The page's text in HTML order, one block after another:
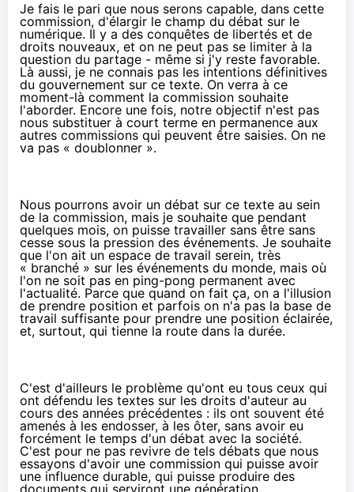
Je fais le pari que nous serons capable, dans cette
commission, d'élargir le champ du débat sur le
numérique. Il y a des conquêtes de libertés et de
droits nouveaux, et on ne peut pas se limiter à la
question du partage - même si j'y reste favorable.
Là aussi, je ne connais pas les intentions définitives
du gouvernement sur ce texte. On verra à ce
moment-là comment la commission souhaite
l'aborder. Encore une fois, notre objectif n'est pas
nous substituer à court terme en permanence aux
autres commissions qui peuvent être saisies. On ne
va pas « doublonner ».
Nous pourrons avoir un débat sur ce texte au sein
de la commission, mais je souhaite que pendant
quelques mois, on puisse travailler sans être sans
cesse sous la pression des événements. Je souhaite
que l'on ait un espace de travail serein, très
« branché » sur les événements du monde, mais où
l'on ne soit pas en ping-pong permanent avec
l'actualité. Parce que quand on fait ça, on a l'illusion
de prendre position et parfois on n'a pas la base de
travail suffisante pour prendre une position éclairée,
et, surtout, qui tienne la route dans la durée.
C'est d'ailleurs le problème qu'ont eu tous ceux qui
ont défendu les textes sur les droits d'auteur au
cours des années précédentes : ils ont souvent été
amenés à les endosser, à les ôter, sans avoir eu
forcément le temps d'un débat avec la société.
C'est pour ne pas revivre de tels débats que nous
essayons d'avoir une commission qui puisse avoir
une influence durable, qui puisse produire des